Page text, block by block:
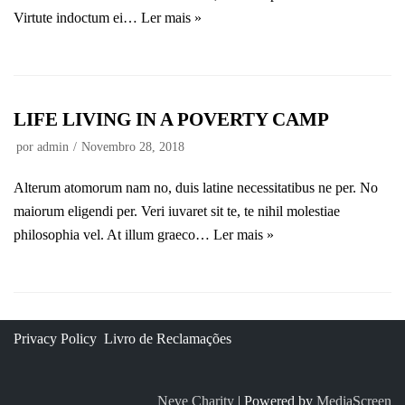
Virtute indoctum ei… Ler mais »
LIFE LIVING IN A POVERTY CAMP
por admin Novembro 28, 2018
Alterum atomorum nam no, duis latine necessitatibus ne per. No
maiorum eligendi per. Veri iuvaret sit te, te nihil molestiae
philosophia vel. At illum graeco… Ler mais »
Privacy Policy Livro de Reclamações
Neve Charity | Powered by MediaScreen